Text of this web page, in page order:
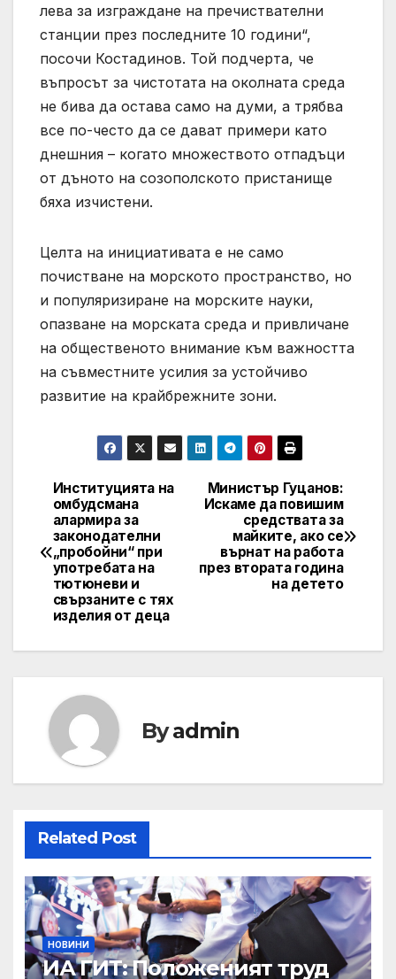
лева за изграждане на пречиствателни
станции през последните 10 години“,
посочи Костадинов. Той подчерта, че
въпросът за чистотата на околната среда
не бива да остава само на думи, а трябва
все по-често да се дават примери като
днешния – когато множеството отпадъци
от дъното на созополското пристанище
бяха изчистени.
Целта на инициативата е не само
почистване на морското пространство, но
и популяризиране на морските науки,
опазване на морската среда и привличане
на общественото внимание към важността
на съвместните усилия за устойчиво
развитие на крайбрежните зони.
Post
navigation
Министър Гуцанов:
Искаме да повишим
средствата за
майките, ако се
върнат на работа
през втората година
на детето
Институцията на
омбудсмана
алармира за
законодателни
„пробойни“ при
употребата на
тютюневи и
свързаните с тях
изделия от деца
Byadmin
Related Post
НОВИНИ
ИА ГИТ: Положеният труд